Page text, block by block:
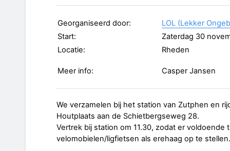
Georganiseerd door:
LOL (Lekker
Start:
Zaterdag 30
Locatie:
Rheden
Meer info: Casper Jansen
We verzamelen bij het station van Zutphen en
Houtplaats aan de Schietbergseweg 28.
Vertrek bij station om 11.30, zodat er voldoende
velomobielen/ligfietsen als erehaag op te stellen.